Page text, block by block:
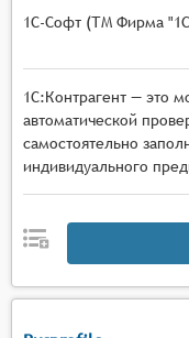
1С-Софт (ТМ Фирма
1С:Контрагент — это
автоматической
самостоятельно
индивидуального